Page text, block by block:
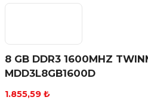
8 GB DDR3 1600MHZ
MDD3L8GB1600D
1.855,59 ₺